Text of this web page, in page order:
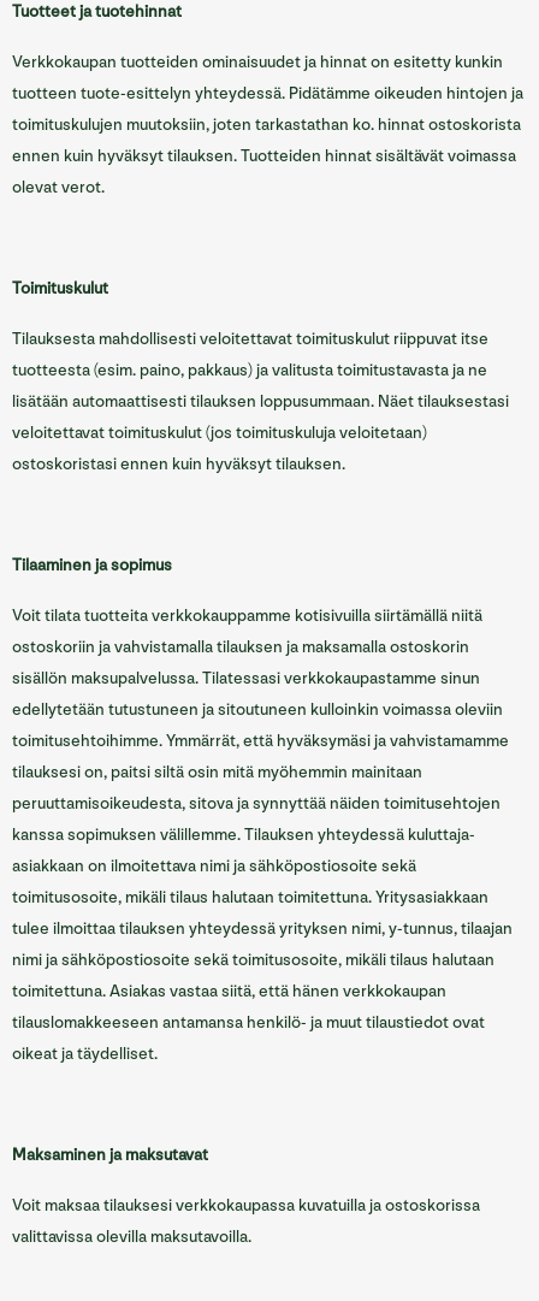
Tuotteet ja tuotehinnat
Verkkokaupan tuotteiden ominaisuudet ja hinnat on esitetty kunkin
tuotteen tuote-esittelyn yhteydessä. Pidätämme oikeuden hintojen ja
toimituskulujen muutoksiin, joten tarkastathan ko. hinnat ostoskorista
ennen kuin hyväksyt tilauksen. Tuotteiden hinnat sisältävät voimassa
olevat verot.
Toimituskulut
Tilauksesta mahdollisesti veloitettavat toimituskulut riippuvat itse
tuotteesta (esim. paino, pakkaus) ja valitusta toimitustavasta ja ne
lisätään automaattisesti tilauksen loppusummaan. Näet tilauksestasi
veloitettavat toimituskulut (jos toimituskuluja veloitetaan)
ostoskoristasi ennen kuin hyväksyt tilauksen.
Tilaaminen ja sopimus
Voit tilata tuotteita verkkokauppamme kotisivuilla siirtämällä niitä
ostoskoriin ja vahvistamalla tilauksen ja maksamalla ostoskorin
sisällön maksupalvelussa. Tilatessasi verkkokaupastamme sinun
edellytetään tutustuneen ja sitoutuneen kulloinkin voimassa oleviin
toimitusehtoihimme. Ymmärrät, että hyväksymäsi ja vahvistamamme
tilauksesi on, paitsi siltä osin mitä myöhemmin mainitaan
peruuttamisoikeudesta, sitova ja synnyttää näiden toimitusehtojen
kanssa sopimuksen välillemme. Tilauksen yhteydessä kuluttaja-
asiakkaan on ilmoitettava nimi ja sähköpostiosoite sekä
toimitusosoite, mikäli tilaus halutaan toimitettuna. Yritysasiakkaan
tulee ilmoittaa tilauksen yhteydessä yrityksen nimi, y-tunnus, tilaajan
nimi ja sähköpostiosoite sekä toimitusosoite, mikäli tilaus halutaan
toimitettuna. Asiakas vastaa siitä, että hänen verkkokaupan
tilauslomakkeeseen antamansa henkilö- ja muut tilaustiedot ovat
oikeat ja täydelliset.
Maksaminen ja maksutavat
Voit maksaa tilauksesi verkkokaupassa kuvatuilla ja ostoskorissa
valittavissa olevilla maksutavoilla.